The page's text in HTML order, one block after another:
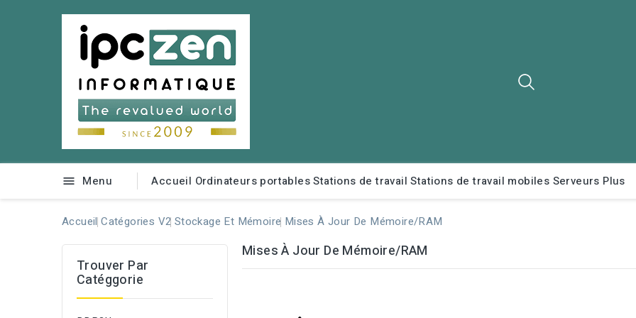
 Menu Accueil Ordinateurs portables Stations de travail Stations de travail mobiles Serveurs Plus
Accueil Catégories V2 Stockage Et Mémoire Mises À Jour De Mémoire/RAM
Trouver Par
Catéggorie
Mises À Jour De Mémoire/RAM